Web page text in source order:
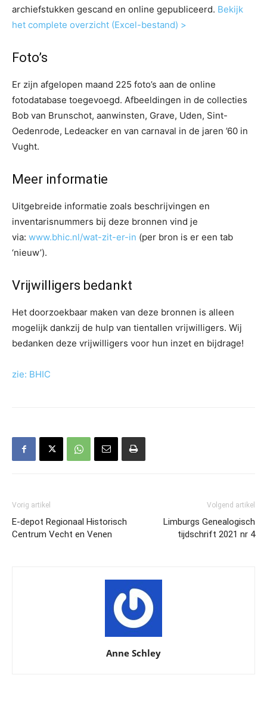
archiefstukken gescand en online gepubliceerd. Bekijk
het complete overzicht (Excel-bestand) >
Foto’s
Er zijn afgelopen maand 225 foto’s aan de online
fotodatabase toegevoegd. Afbeeldingen in de collecties
Bob van Brunschot, aanwinsten, Grave, Uden, Sint-
Oedenrode, Ledeacker en van carnaval in de jaren ’60 in
Vught.
Meer informatie
Uitgebreide informatie zoals beschrijvingen en
inventarisnummers bij deze bronnen vind je
via: www.bhic.nl/wat-zit-er-in (per bron is er een tab
‘nieuw’).
Vrijwilligers bedankt
Het doorzoekbaar maken van deze bronnen is alleen
mogelijk dankzij de hulp van tientallen vrijwilligers. Wij
bedanken deze vrijwilligers voor hun inzet en bijdrage!
zie: BHIC
Vorig artikel
E-depot Regionaal Historisch
Centrum Vecht en Venen
Volgend artikel
Limburgs Genealogisch
tijdschrift 2021 nr 4
Anne Schley